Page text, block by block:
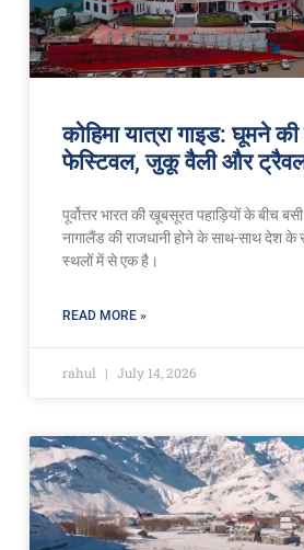
कोहिमा यात्रा गाइड: घूमने की
फेस्टिवल, जुकू वैली और ट्रैवल
पूर्वोत्तर भारत की खूबसूरत पहाड़ियों के बीच
नागालैंड की राजधानी होने के साथ-साथ देश
स्थलों में से एक है।
READ MORE »
rahul July 14, 2026